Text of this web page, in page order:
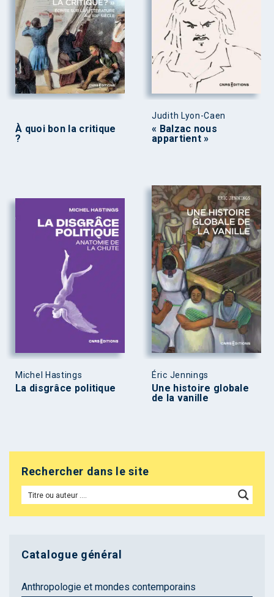
À quoi bon la critique
?
Judith Lyon-Caen
« Balzac nous
appartient »
Michel Hastings
La disgrâce politique
Éric Jennings
Une histoire globale
de la vanille
Rechercher dans le site
Catalogue général
Anthropologie et mondes contemporains